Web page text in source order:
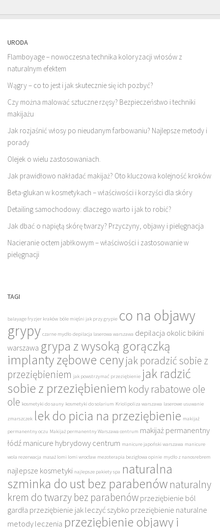
URODA
Flamboyage – nowoczesna technika koloryzacji włosów z
naturalnym efektem
Wągry – co to jest i jak skutecznie się ich pozbyć?
Czy można malować sztuczne rzęsy? Bezpieczeństwo i techniki
makijażu
Jak rozjaśnić włosy po nieudanym farbowaniu? Najlepsze metody i
porady
Olejek o wielu zastosowaniach.
Jak prawidłowo nakładać makijaż? Oto kluczowa kolejność kroków
Beta-glukan w kosmetykach – właściwości i korzyści dla skóry
Detailing samochodowy: dlaczego warto i jak to robić?
Jak dbać o napiętą skórę twarzy? Przyczyny, objawy i pielęgnacja
Nacieranie octem jabłkowym – właściwości i zastosowanie w
pielęgnacji
TAGI
balayage fryzjer kraków bóle mięśni jak przy grypie co na objawy
grypy czarne mydło depilacja laserowa warszawa depilacja okolic bikini
warszawa grypa z wysoką gorączką
implanty zębowe cenyjak poradzić sobie z
przeziębieniem jak powstrzymać przeziębienie jak radzić
sobie z przeziębieniem kody rabatowe ole
ole kosmetyki do sauny kosmetyki do solarium Kriolipoliza warszawa laserowe usuwanie
zmarszczek lek do picia na przeziębienie makijaż
permanentny oczu Makijaż permanentny Warszawa centrum makijaż permanentny
łódź manicure hybrydowy centrum manicure japoński warszawa manicure
wola rezerwacja masaż lomi lomi wrocław mezoterapia bezigłowa opinie mydło z nanosrebrem
najlepsze kosmetyki najlepsze pakiety spa naturalna
szminka do ust bez parabenów naturalny
krem do twarzy bez parabenówprzeziębienie ból
gardła przeziębienie jak leczyć szybko przeziębienie naturalne
metody leczenia przeziębienie objawy i